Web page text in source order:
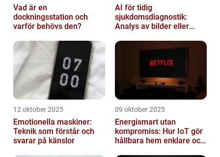
Vad är en
dockningsstation och
varför behövs den?
AI för tidig
sjukdomsdiagnostik:
Analys av bilder eller
12 oktober 2025
Emotionella maskiner:
Teknik som förstår och
svarar på känslor
09 oktober 2025
Energismart utan
kompromiss: Hur IoT gör
hållbara hem enklare och